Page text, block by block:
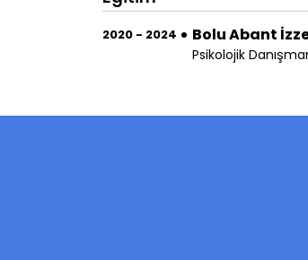
2020 - 2024 Bolu Abant
Psikolojik